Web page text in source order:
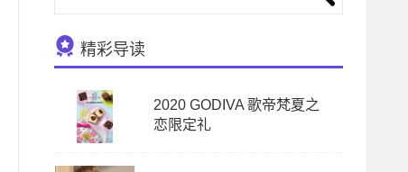
精彩导读
2020 GODIVA 歌帝梵夏之
恋限定礼